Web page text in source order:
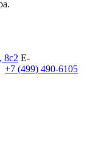
8с2 E-
+7 (499) 490-6105